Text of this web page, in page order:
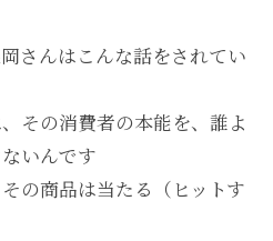
さんはこんな話をされてい
その消費者の本能を、誰よ
いんです
の商品は当たる（ヒットす